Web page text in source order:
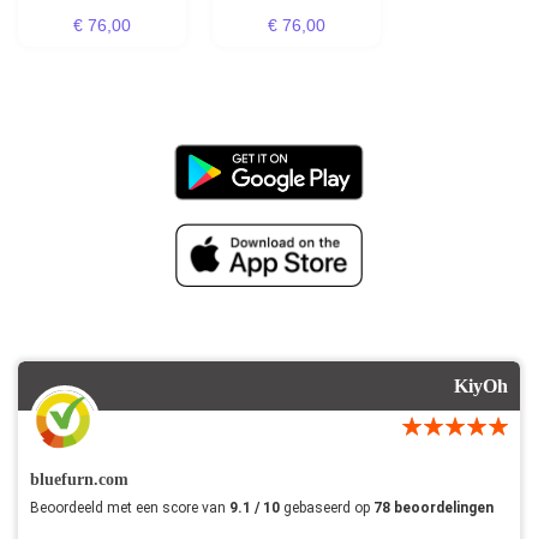
€ 76,00
€ 76,00
KiyOh
bluefurn.com
Beoordeeld met een score van 9.1 / 10 gebaseerd op 78 beoordelingen